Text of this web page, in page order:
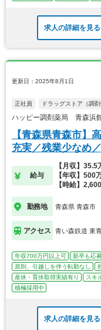
求人の詳細を見る
更新日：2025年8月1日
正社員 ドラッグストア（調剤
ハッピー調剤薬局 青森浜
【青森県青森市】
充実／残業少なめ
給与
【月収】35.5
【年収】500
【時給】
勤務地 青森県 青森市
アクセス 青い森鉄道 東
年収700万円以上可 新卒も応
原則、引越しを伴う転勤なし
産休・育休取得実績有り
スキ
積極採用中
求人の詳細を見る